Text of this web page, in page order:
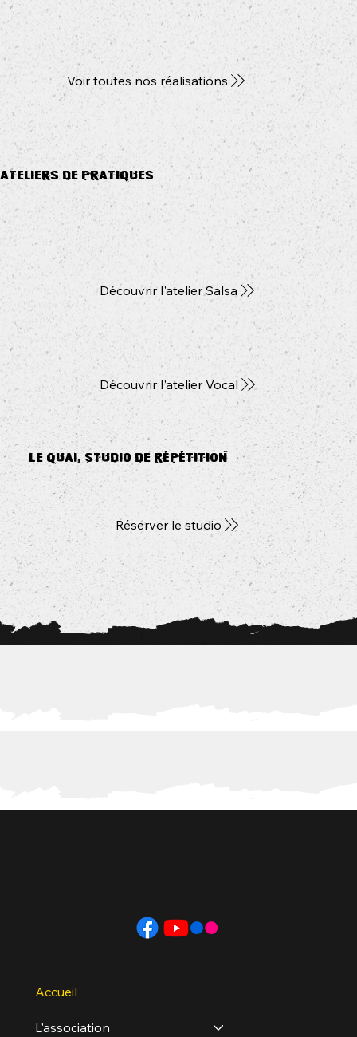
Réserver le studio
Le Quai, Studio de répétition
Découvrir l'atelier Salsa
Découvrir l'atelier Vocal
Ateliers de pratiques
Voir toutes nos réalisations
Accueil
L'association